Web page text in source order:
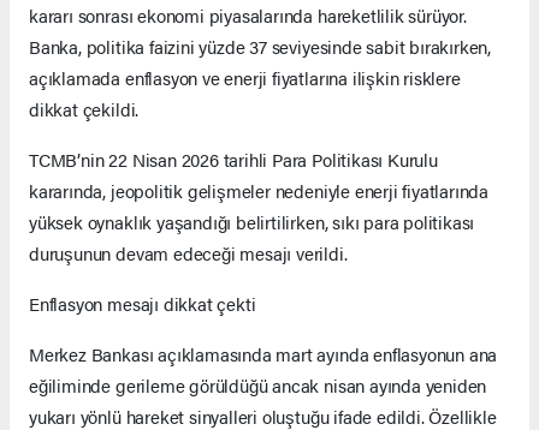
kararı sonrası ekonomi piyasalarında hareketlilik sürüyor.
Banka, politika faizini yüzde 37 seviyesinde sabit bırakırken,
açıklamada enflasyon ve enerji fiyatlarına ilişkin risklere
dikkat çekildi.
TCMB’nin 22 Nisan 2026 tarihli Para Politikası Kurulu
kararında, jeopolitik gelişmeler nedeniyle enerji fiyatlarında
yüksek oynaklık yaşandığı belirtilirken, sıkı para politikası
duruşunun devam edeceği mesajı verildi.
Enflasyon mesajı dikkat çekti
Merkez Bankası açıklamasında mart ayında enflasyonun ana
eğiliminde gerileme görüldüğü ancak nisan ayında yeniden
yukarı yönlü hareket sinyalleri oluştuğu ifade edildi. Özellikle